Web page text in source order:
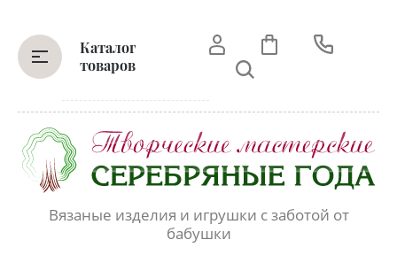
Вязаные изделия и игрушки с заботой от
бабушки
Каталог
товаров